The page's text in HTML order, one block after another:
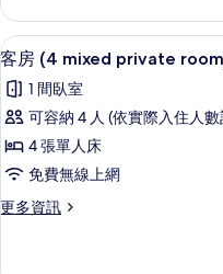
所
有
相
片
(3
mixed
private
的
詳
顯
示
客
房
(4
mixed
private
6
客房 (4 mixed private
1 間臥室
可容納 4 人 (依實際入住人
4 張單人床
免費無線上網
更多資訊
更